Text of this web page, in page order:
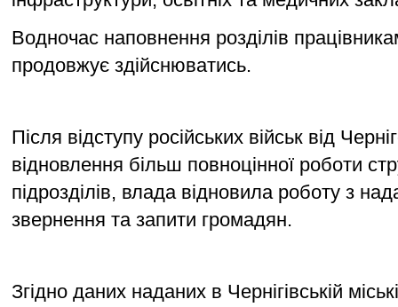
Водночас наповнення розділів
продовжує здійснюватись.
Після відступу російських військ від
відновлення більш повноцінної роботи
підрозділів, влада відновила роботу з
звернення та запити громадян.
Згідно даних наданих в Чернігівській